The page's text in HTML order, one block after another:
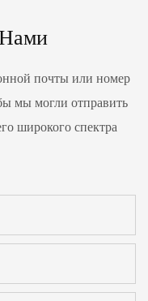
почты или номер
мы могли отправить
широкого спектра